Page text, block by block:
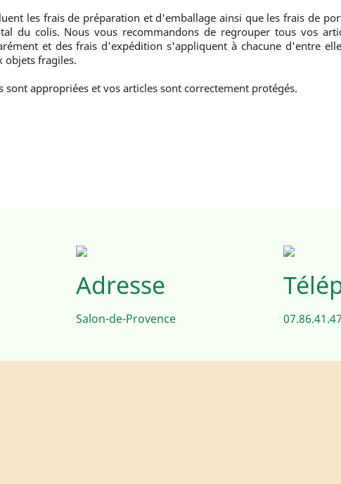
les frais de préparation et d'emballage ainsi que les frais de
du colis. Nous vous recommandons de regrouper tous vos
et des frais d'expédition s'appliquent à chacune d'entre
objets fragiles.
sont appropriées et vos articles sont correctement protégés.
Adresse
Salon-de-Provence